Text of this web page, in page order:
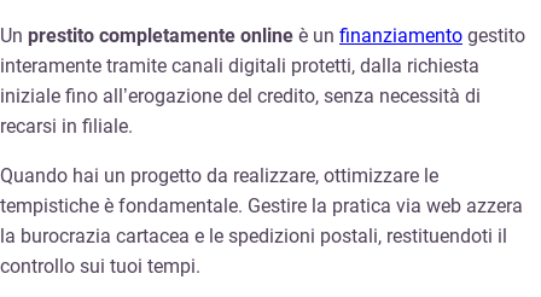
Un prestito completamente online è un finanziamento gestito
interamente tramite canali digitali protetti, dalla richiesta
iniziale fino all’erogazione del credito, senza necessità di
recarsi in filiale.
Quando hai un progetto da realizzare, ottimizzare le
tempistiche è fondamentale. Gestire la pratica via web azzera
la burocrazia cartacea e le spedizioni postali, restituendoti il
controllo sui tuoi tempi.